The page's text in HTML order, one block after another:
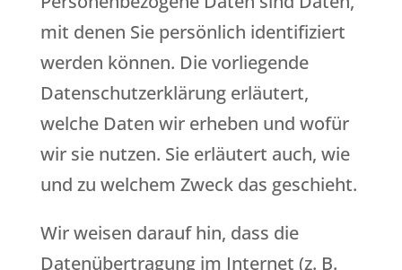
mit denen Sie persönlich identifiziert
werden können. Die vorliegende
Datenschutzerklärung erläutert,
welche Daten wir erheben und wofür
wir sie nutzen. Sie erläutert auch, wie
und zu welchem Zweck das geschieht.
Wir weisen darauf hin, dass die
Datenübertragung im Internet (z. B.